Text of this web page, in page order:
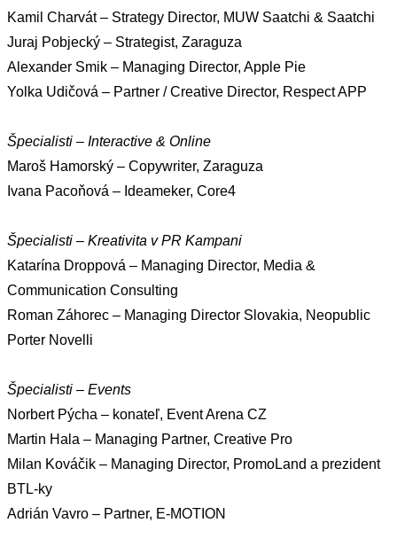
Kamil Charvát – Strategy Director, MUW Saatchi & Saatchi
Juraj Pobjecký – Strategist, Zaraguza
Alexander Smik – Managing Director, Apple Pie
Yolka Udičová – Partner / Creative Director, Respect APP
Špecialisti – Interactive & Online
Maroš Hamorský – Copywriter, Zaraguza
Ivana Pacoňová – Ideameker, Core4
Špecialisti – Kreativita v PR Kampani
Katarína Droppová – Managing Director, Media &
Communication Consulting
Roman Záhorec – Managing Director Slovakia, Neopublic
Porter Novelli
Špecialisti – Events
Norbert Pýcha – konateľ, Event Arena CZ
Martin Hala – Managing Partner, Creative Pro
Milan Kováčik – Managing Director, PromoLand a prezident
BTL-ky
Adrián Vavro – Partner, E-MOTION